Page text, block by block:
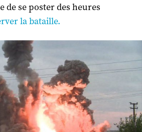
de se poster des heures
la bataille.